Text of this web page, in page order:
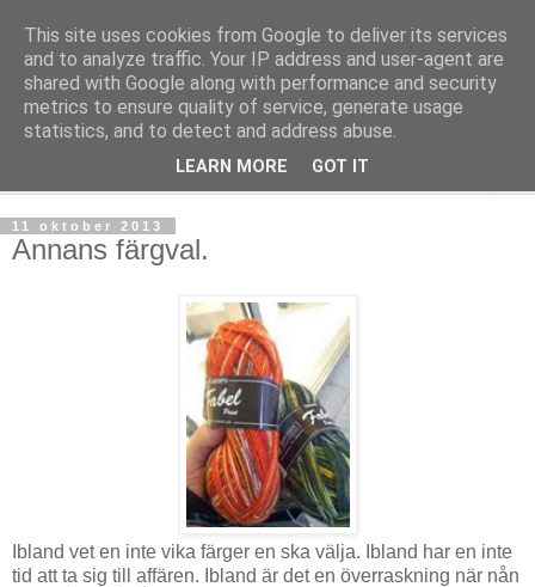
mönsterlöst
virkning och stickning maskor och varv, mönsterlöst
11 oktober 2013
Annans färgval.
Ibland vet en inte vika färger en ska välja. Ibland har en inte
tid att ta sig till affären. Ibland är det en överraskning när nån
This site uses cookies from Google to deliver its services
and to analyze traffic. Your IP address and user-agent are
shared with Google along with performance and security
metrics to ensure quality of service, generate usage
statistics, and to detect and address abuse.
LEARN MORE GOT IT